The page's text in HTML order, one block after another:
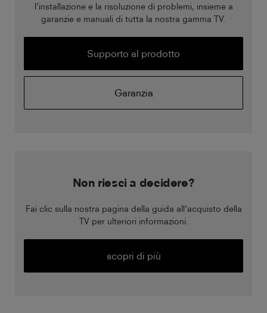
l'installazione e la risoluzione di problemi, insieme a
garanzie e manuali di tutta la nostra gamma TV.
Supporto al prodotto
Garanzia
Non riesci a decidere?
Fai clic sulla nostra pagina della guida all'acquisto della
TV per ulteriori informazioni.
scopri di più